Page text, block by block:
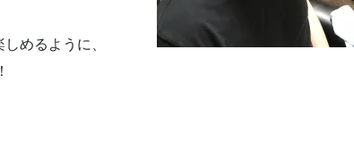
めるように、